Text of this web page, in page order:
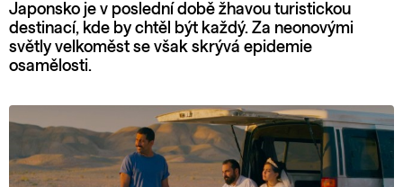
Japonsko je v poslední době žhavou turistickou
destinací, kde by chtěl být každý. Za neonovými
světly velkoměst se však skrývá epidemie
osamělosti.